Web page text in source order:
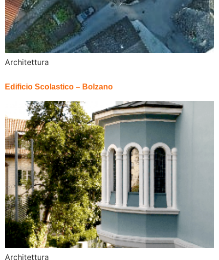
Architettura
Edificio Scolastico – Bolzano
Architettura